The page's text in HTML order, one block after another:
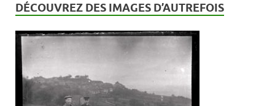
DÉCOUVREZ DES IMAGES D’AUTREFOIS